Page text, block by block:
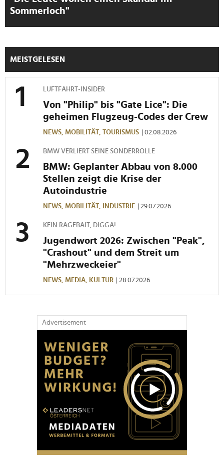
Sommerloch"
MEISTGELESEN
LUFTFAHRT-INSIDER
Von "Philip" bis "Gate Lice": Die
geheimen Flugzeug-Codes der Crew
NEWS, MOBILITÄT, TOURISMUS | 02.08.2026
BMW VERLIERT SEINE SONDERROLLE
BMW: Geplanter Abbau von 8.000
Stellen zeigt die Krise der
Autoindustrie
NEWS, MOBILITÄT, INDUSTRIE | 29.07.2026
KEIN RAGEBAIT, DIGGA!
Jugendwort 2026: Zwischen "Peak",
"Crashout" und dem Streit um
"Mehrzweckeier"
NEWS, MEDIA, KULTUR | 28.07.2026
Advertisement